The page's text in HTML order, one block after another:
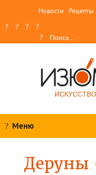
Новости Рецепты
Меню
Деруны